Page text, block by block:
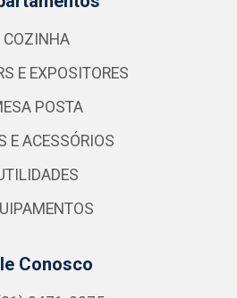
COZINHA
E EXPOSITORES
POSTA
E ACESSÓRIOS
Conosco